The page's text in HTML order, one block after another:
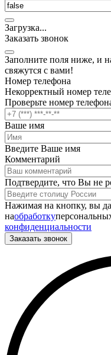
Загрузка...
Заказать звонок
Заполните поля ниже, и
свяжутся с вами!
Номер телефона
Некорректный номер
Проверьте номер
Ваше имя
Введите Ваше имя
Комментарий
Подтвердите, что Вы не
Нажимая на кнопку, вы
наобработку
конфиденциальности
Заказать звонок